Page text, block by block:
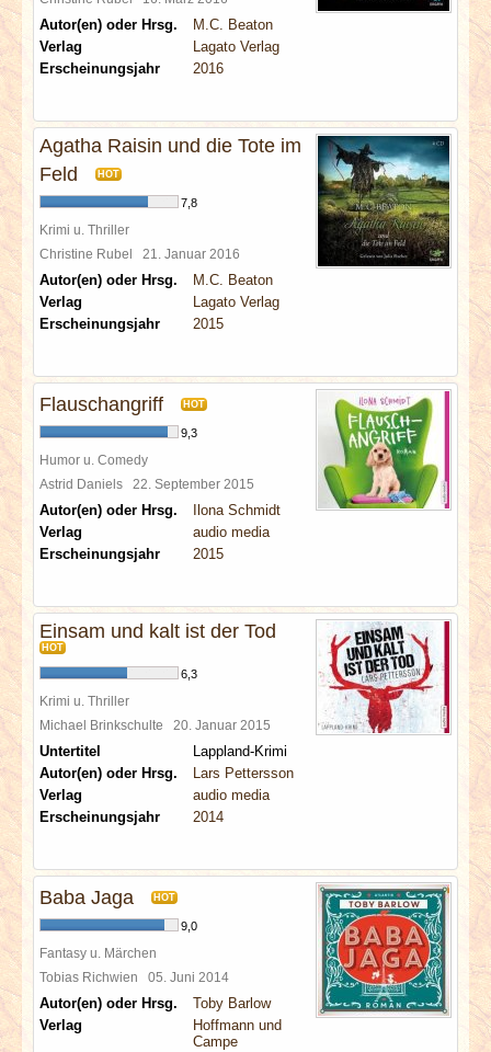
Autor(en) oder Hrsg.
M.C. Beaton
Verlag
Lagato Verlag
Erscheinungsjahr
2016
Agatha Raisin und die Tote im
Feld
HOT
7,8
Krimi u. Thriller
Christine Rubel 21. Januar 2016
Autor(en) oder Hrsg.
M.C. Beaton
Verlag
Lagato Verlag
Erscheinungsjahr
2015
Flauschangriff HOT
9,3
Humor u. Comedy
Astrid Daniels 22. September 2015
Autor(en) oder Hrsg.
Ilona Schmidt
Verlag
audio media
Erscheinungsjahr
2015
Einsam und kalt ist der Tod
HOT
6,3
Krimi u. Thriller
Michael Brinkschulte 20. Januar 2015
Untertitel
Lappland-Krimi
Autor(en) oder Hrsg.
Lars Pettersson
Verlag
audio media
Erscheinungsjahr
2014
Baba Jaga HOT
9,0
Fantasy u. Märchen
Tobias Richwien 05. Juni 2014
Autor(en) oder Hrsg.
Toby Barlow
Verlag
Hoffmann und
Campe